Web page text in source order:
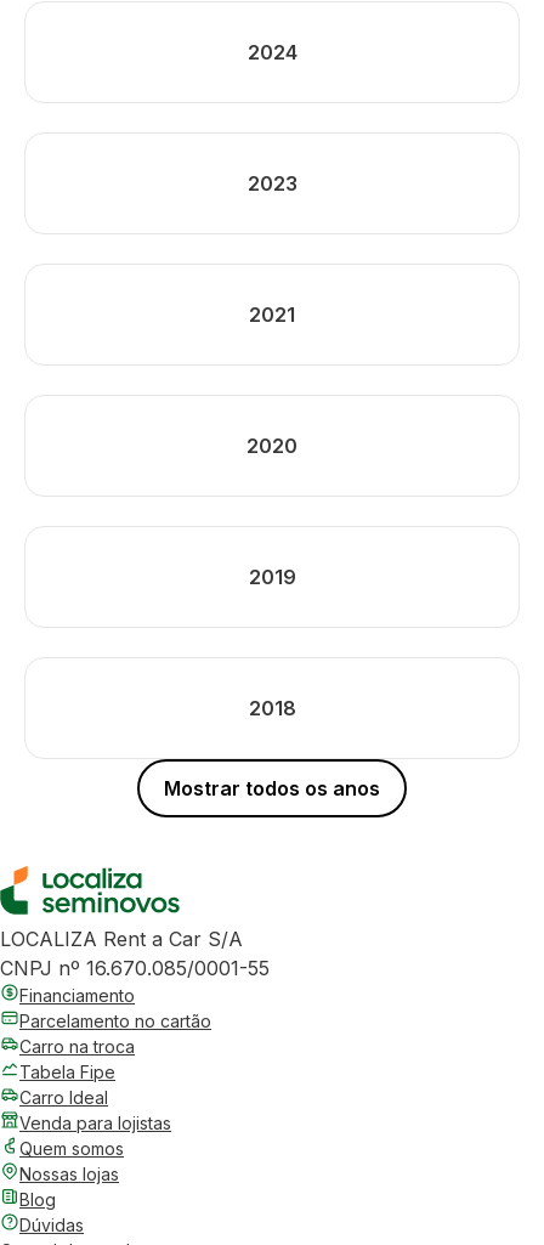
2024
2023
2021
2020
2019
2018
Mostrar todos os anos
LOCALIZA Rent a Car S/A
CNPJ nº 16.670.085/0001-55
Financiamento
Parcelamento no cartão
Carro na troca
Tabela Fipe
Carro Ideal
Venda para lojistas
Quem somos
Nossas lojas
Blog
Dúvidas